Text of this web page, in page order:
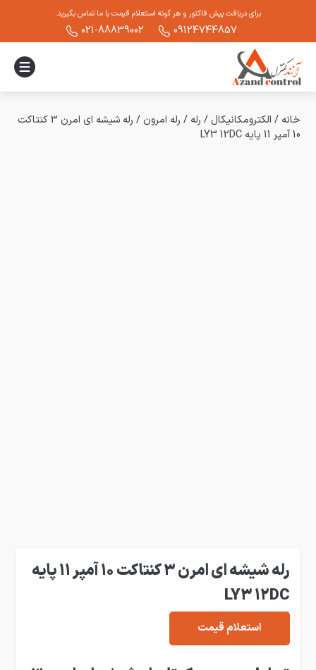
برای دریافت پیش فاکتور و هر گونه استعلام قیمت با ما تماس بگیرید.
09124744857
021-88839002
خانه / الکترومکانیکال / رله / رله امرون /
رله شیشه ای امرن 3 کنتاکت
10 آمپر 11 پایه LY3 12DC
رله شیشه ای امرن 3 کنتاکت 10 آمپر 11 پایه
LY3 12DC
استعلام قیمت